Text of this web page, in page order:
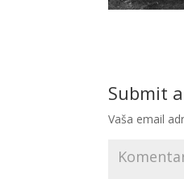
Submit
Vaša email